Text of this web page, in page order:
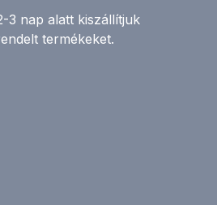
3 nap alatt kiszállítjuk
termékeket.